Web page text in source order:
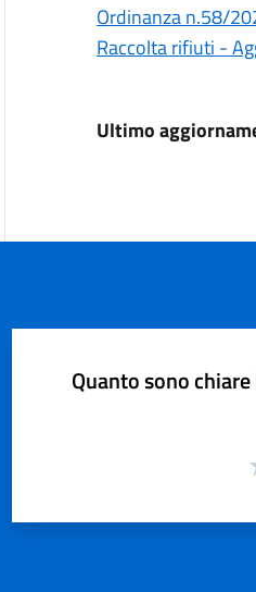
Ordinanza n.58/
Raccolta rifiuti -
Ultimo
Quanto sono